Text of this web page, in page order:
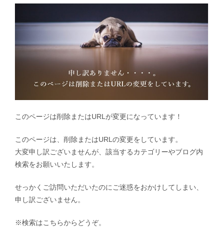
このページは削除またはURLが変更になっています！
このページは、削除またはURLの変更をしています。
大変申し訳ございませんが、該当するカテゴリーやブログ内
検索をお願いいたします。
せっかくご訪問いただいたのにご迷惑をおかけしてしまい、
申し訳ございません。
※検索はこちらからどうぞ。